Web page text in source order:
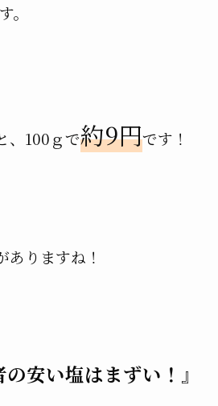
。
、100ｇで約9円です！
ありますね！
の安い塩はまずい！』